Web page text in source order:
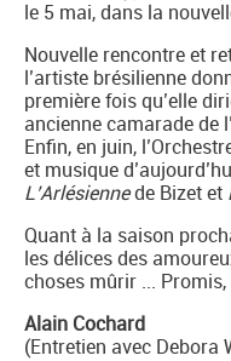
le 5 mai, dans la
Nouvelle rencontre et
l’artiste brésilienne
première fois qu’elle
ancienne camarade de
Enfin, en juin,
et musique
L’Arlésiennede Bizet et
Quant à la saison
les délices des
choses mûrir ...
Alain Cochard
(Entretien avec Debora